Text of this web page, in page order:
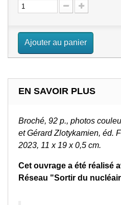
Ajouter au panier
EN SAVOIR PLUS
Broché, 92 p., photos
et Gérard Zlotykamien, éd.
2023, 11 x 19 x 0,5 cm.
Cet ouvrage a été réalisé
Réseau "Sortir du